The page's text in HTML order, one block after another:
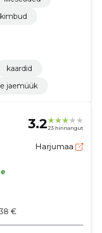
kaardid
jaemüük
3.223 hinnangut
Harjumaa
€